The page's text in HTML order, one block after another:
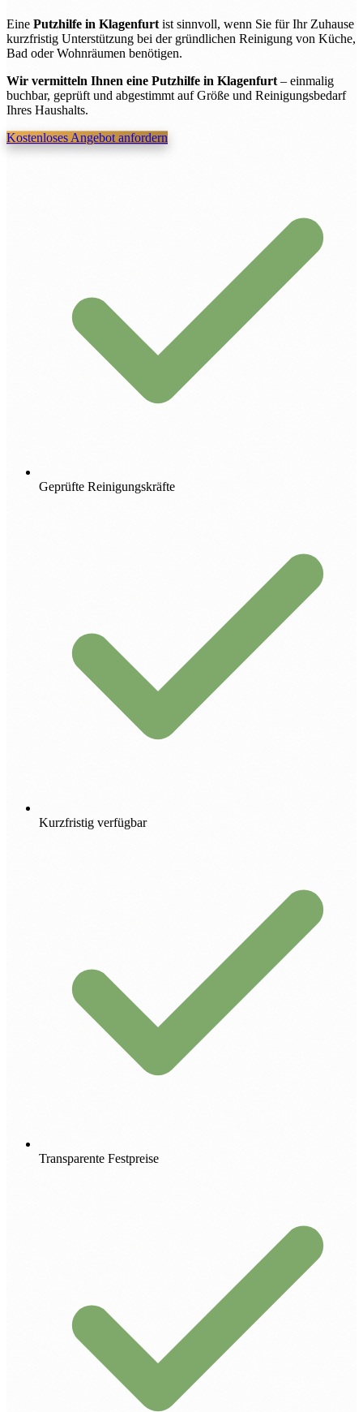
Eine Putzhilfe in Klagenfurt ist sinnvoll, wenn Sie für Ihr Zuhause
kurzfristig Unterstützung bei der gründlichen Reinigung von Küche,
Bad oder Wohnräumen benötigen.
Wir vermitteln Ihnen eine Putzhilfe in Klagenfurt– einmalig
buchbar, geprüft und abgestimmt auf Größe und Reinigungsbedarf
Ihres Haushalts.
Kostenloses Angebot anfordern
Geprüfte Reinigungskräfte
Kurzfristig verfügbar
Transparente Festpreise